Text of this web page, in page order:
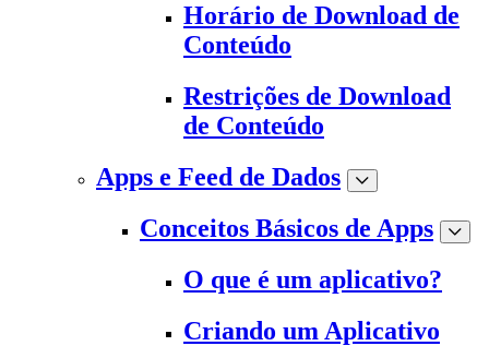
Horário de Download de
Conteúdo
Restrições de Download
de Conteúdo
Apps e Feed de Dados
Conceitos Básicos de Apps
O que é um aplicativo?
Criando um Aplicativo